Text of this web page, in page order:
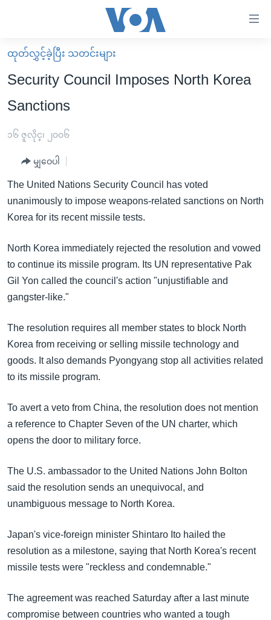
လွယ်ကူ
စေ
သည့်
များ
သို့
ကျော်
ရန်
ရန်
နေရာ
သို့
ရန်
မူလစာမျက်နှာ
မြန်မာ
ကမ္ဘာ့သတင်းများ
နိုင်ငံတကာ
ဗွီဒီယို
ရပ်ဝန်းတခု လမ်းတခု အလွန်
အမေရိကန်သုံးအီဒီယံ
ရုပ်ရှင်ထဲက အင်္ဂလိပ်စာ
သုတပဒေသာ အင်္ဂလိပ်စာ
အပတ်စဉ်ကဏ္ဍများ
တီဗွီ
ရေဒီယို/တီဗွီအစီအစဉ်
Learning English
ဗွီအိုအေ လူမှုကွန်ယက်များ
ဘာသာစကားများ
ထုတ်လွှင့်ခဲ့ပြီး သတင်းများ
Security Council Imposes North Korea
Sanctions
၁၆ ဇူလိုင္၊ ၂၀၀၆
မျှဝေပါ
The United Nations Security Council has voted
unanimously to impose weapons-related sanctions on North
Korea for its recent missile tests.
North Korea immediately rejected the resolution and vowed
to continue its missile program. Its UN representative Pak
Gil Yon called the council's action "unjustifiable and
gangster-like."
The resolution requires all member states to block North
Korea from receiving or selling missile technology and
goods. It also demands Pyongyang stop all activities related
to its missile program.
To avert a veto from China, the resolution does not mention
a reference to Chapter Seven of the UN charter, which
opens the door to military force.
The U.S. ambassador to the United Nations John Bolton
said the resolution sends an unequivocal, and
unambiguous message to North Korea.
Japan's vice-foreign minister Shintaro Ito hailed the
resolution as a milestone, saying that North Korea's recent
missile tests were "reckless and condemnable."
The agreement was reached Saturday after a last minute
compromise between countries who wanted a tough